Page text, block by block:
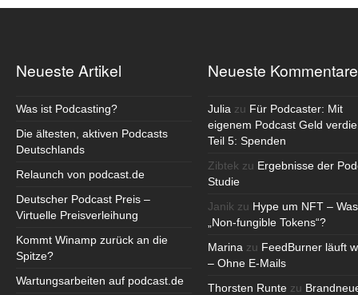
Neueste Artikel
Was ist Podcasting?
Die ältesten, aktiven Podcasts
Deutschlands
Relaunch von podcast.de
Deutscher Podcast Preis –
Virtuelle Preisverleihung
Kommt Winamp zurück an die
Spitze?
Wartungsarbeiten auf podcast.de
Neueste Kommentare
Julia zu Für Podcaster: Mit
eigenem Podcast Geld
Teil 5: Spenden
Zibtek zu Ergebnisse der
Studie
Janik zu Hype um NFT –
„Non-fungible Tokens“?
Marina zu FeedBurner läuft
– Ohne E-Mails
Thorsten Runte zu